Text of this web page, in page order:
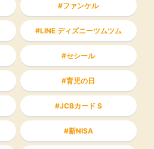
ファンケル
LINE ディズニーツムツム
セシール
育児の日
JCBカード S
新NISA